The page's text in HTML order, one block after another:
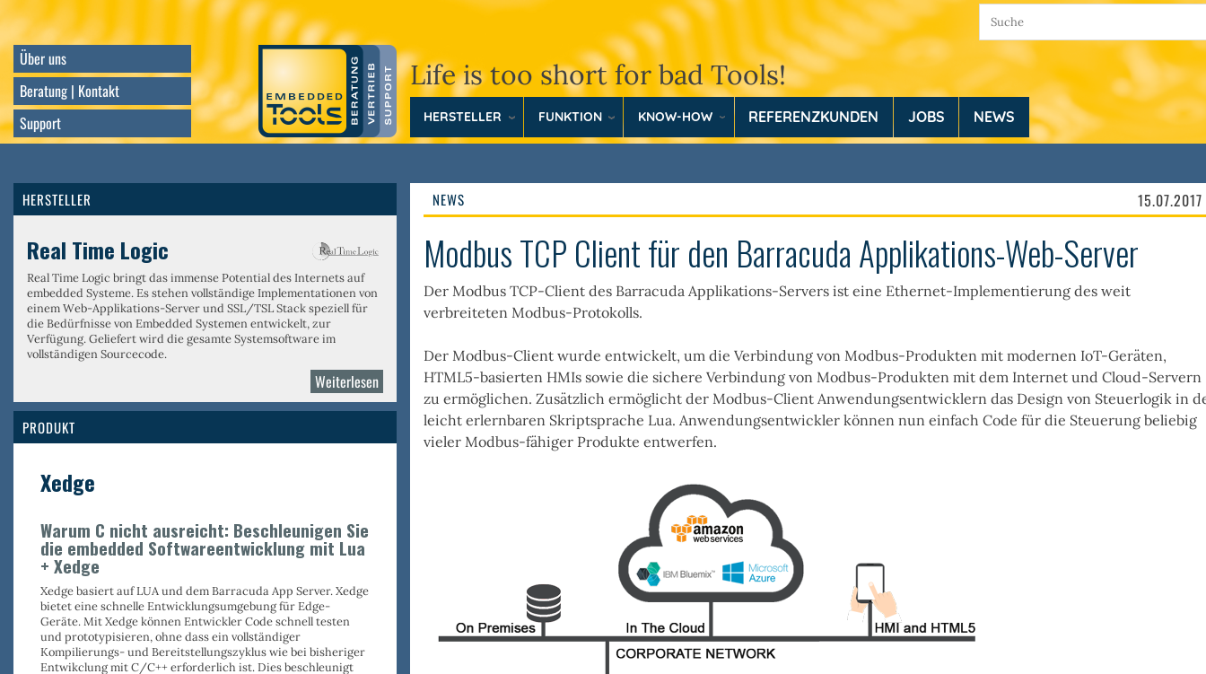
Direkt
InhaltÜber uns
Beratung | Kontakt
Support
Life is too short for bad Tools!
HERSTELLER FUNKTION KNOW-HOW REFERENZKUNDEN JOBS NEWS
HERSTELLER
Real Time Logic
Real Time Logic bringt das immense Potential des Internets auf
embedded Systeme. Es stehen vollständige Implementationen von
einemWeb-Applikations-Serverund SSL/TSL Stackspeziell für
die Bedürfnisse von Embedded Systemen entwickelt, zur
Verfügung. Geliefert wird die gesamte Systemsoftware im
vollständigen Sourcecode.
Weiterlesenüber
Real
Logic
PRODUKT
Xedge
Warum C nicht ausreicht: Beschleunigen Sie
die embedded Softwareentwicklung mit Lua
+ Xedge
Xedge basiert auf LUA und dem Barracuda App Server. Xedge
bietet eine schnelle Entwicklungsumgebung für Edge-
Geräte. Mit Xedge können Entwickler Code schnell testen
und prototypisieren, ohne dass ein vollständiger
Kompilierungs- und Bereitstellungszyklus wie bei bisheriger
Entwikclung mit C/C++ erforderlich ist. Dies beschleunigt
NEWS 15.07.2017
Modbus TCP Client für den Barracuda Applikations-Web-Server
Der Modbus TCP-Client des Barracuda Applikations-Servers ist eine Ethernet-Implementierung des weit
verbreiteten Modbus-Protokolls.
Der Modbus-Client wurde entwickelt, um die Verbindung von Modbus-Produkten mit modernen IoT-Geräten,
HTML5-basierten HMIs sowie die sichere Verbindung von Modbus-Produkten mit dem Internet und Cloud-Servern
zu ermöglichen. Zusätzlich ermöglicht der Modbus-Client Anwendungsentwicklern das Design von Steuerlogik in
leicht erlernbaren Skriptsprache Lua. Anwendungsentwickler können nun einfach Code für die Steuerung beliebig
vieler Modbus-fähiger Produkte entwerfen.